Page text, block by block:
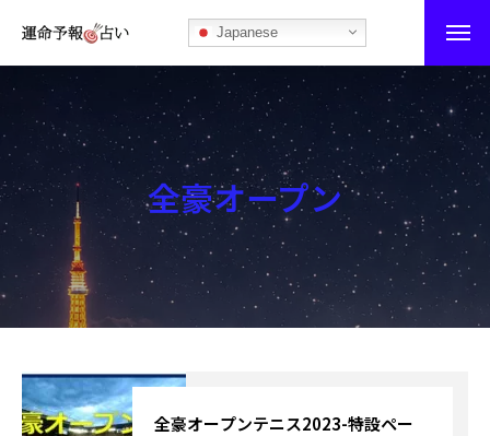
Japanese
運命予報占い
運命予報占いとは
あなたの所属部屋を探そう！
最恐の相性占い
秘伝公開！吉凶カレンダー
ブログ
全豪オープン
全豪オープンテニス2023-特設ペー